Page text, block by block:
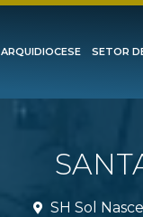
ARQUIDIOCESE SETOR
SH Sol